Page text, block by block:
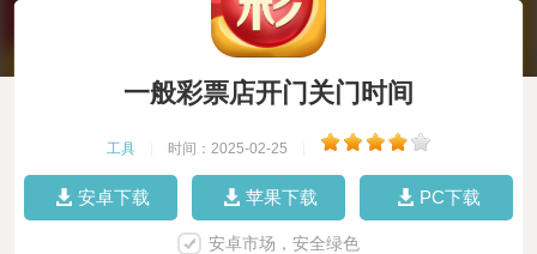
一般彩票店开门关门时间
工具 时间：2025-02-25
安卓下载 苹果下载 PC下载
安卓市场，安全绿色